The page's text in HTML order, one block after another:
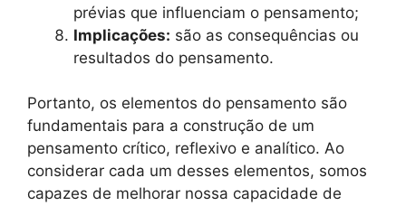
prévias que influenciam o pensamento;
Implicações: são as consequências ou
resultados do pensamento.
Portanto, os elementos do pensamento são
fundamentais para a construção de um
pensamento crítico, reflexivo e analítico. Ao
considerar cada um desses elementos, somos
capazes de melhorar nossa capacidade de